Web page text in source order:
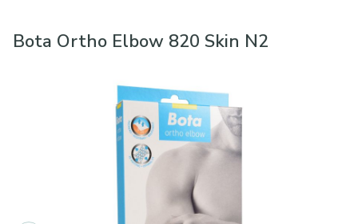
Bota Ortho Elbow 820 Skin N2